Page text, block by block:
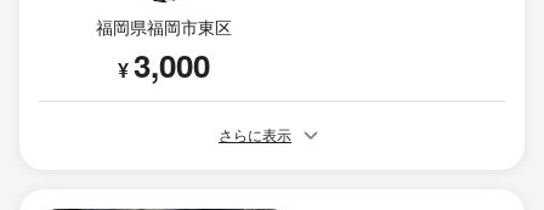
福岡県福岡市東区
¥3,000
さらに表示